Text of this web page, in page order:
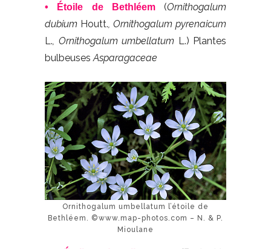
• Étoile de Bethléem(Ornithogalum
dubium Houtt. , Ornithogalum pyrenaicum
L. , Ornithogalum umbellatum L.) Plantes
bulbeuses Asparagaceae
Ornithogalum umbellatum l’étoile de
Bethléem. ©www.map-photos.com – N. & P.
Mioulane